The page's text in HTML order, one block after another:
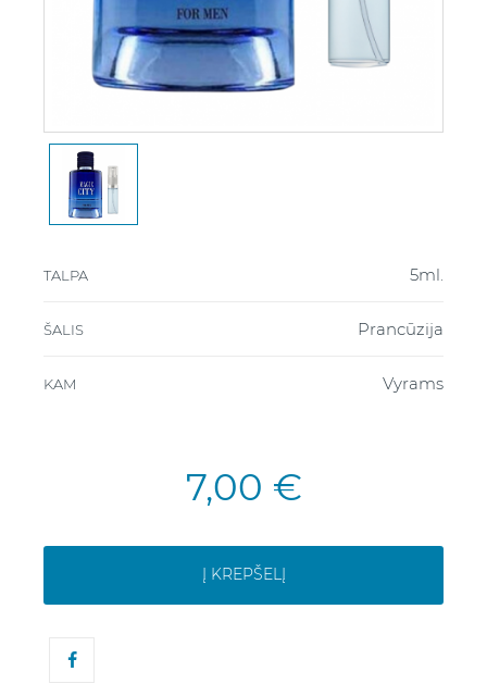
TALPA 5ml.
ŠALIS Prancūzija
KAM Vyrams
7,00 €
Į KREPŠELĮ